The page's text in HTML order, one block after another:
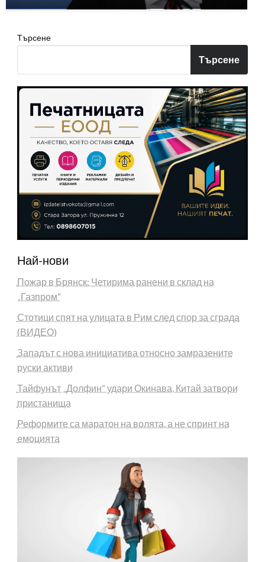
Търсене
Търсене
Най-нови
Пожар в Брянск: Четирима ранени в склад на
„Газпром“
Стотици спят на улицата в Рим след спор за сграда
(ВИДЕО)
Западът с нова инициатива относно замразените
руски активи
Тайфунът „Долфин“ удари Окинава, Китай затвори
пристанища
Реформите са маратон на волята, а не спринт на
емоцията